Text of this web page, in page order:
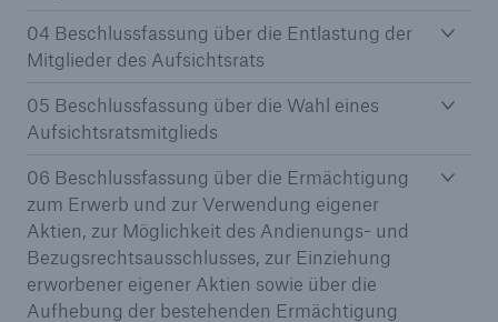
04 Beschlussfassung über die Entlastung der
Mitglieder des Aufsichtsrats
05 Beschlussfassung über die Wahl eines
Aufsichtsratsmitglieds
06 Beschlussfassung über die Ermächtigung
zum Erwerb und zur Verwendung eigener
Aktien, zur Möglichkeit des Andienungs- und
Bezugsrechtsausschlusses, zur Einziehung
erworbener eigener Aktien sowie über die
Aufhebung der bestehenden Ermächtigung
Marine Trend Radar 2025
Naturkatastrophen
Versicherungslücke: der Anteil der nicht
versicherten Schäden aus Naturkatastrophen
seit 1980 beträgt